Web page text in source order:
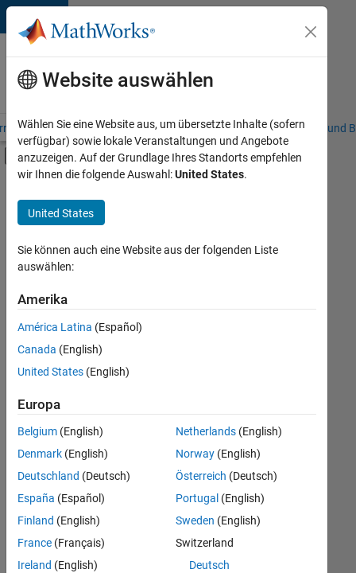
Weiter zum Inhalt
Karriere
bei
MathWorks
– Übersicht Stellensuche Niederlassungen Studierende und
Umschaltung für Off-Canvas-
Hauptinhalt
Information Technology
Commercial Sales
Customer Support
Sales Operations
Marketing Services
Business Model Team
Human Resources
Büro- und Verwaltungsdienste
+7
Derzeit
es
keine
offenen
Stellen,
Ihren
Suchkriterien
entsprechen.
können
die
Suchkriterien
weiter
fassen
oder
Website auswählen
Wählen Sie eine Website aus, um übersetzte Inhalte (sofern
verfügbar) sowie lokale Veranstaltungen und Angebote
anzuzeigen. Auf der Grundlage Ihres Standorts empfehlen
wir Ihnen die folgende Auswahl:United States.
United States
Sie können auch eine Website aus der folgenden Liste
auswählen:
Amerika
América Latina (Español)
Canada (English)
United States (English)
Europa
Belgium (English)
Denmark (English)
Deutschland (Deutsch)
España (Español)
Finland (English)
France (Français)
Ireland (English)
Netherlands(English)
Norway(English)
Österreich (Deutsch)
Portugal (English)
Sweden (English)
Switzerland
Deutsch